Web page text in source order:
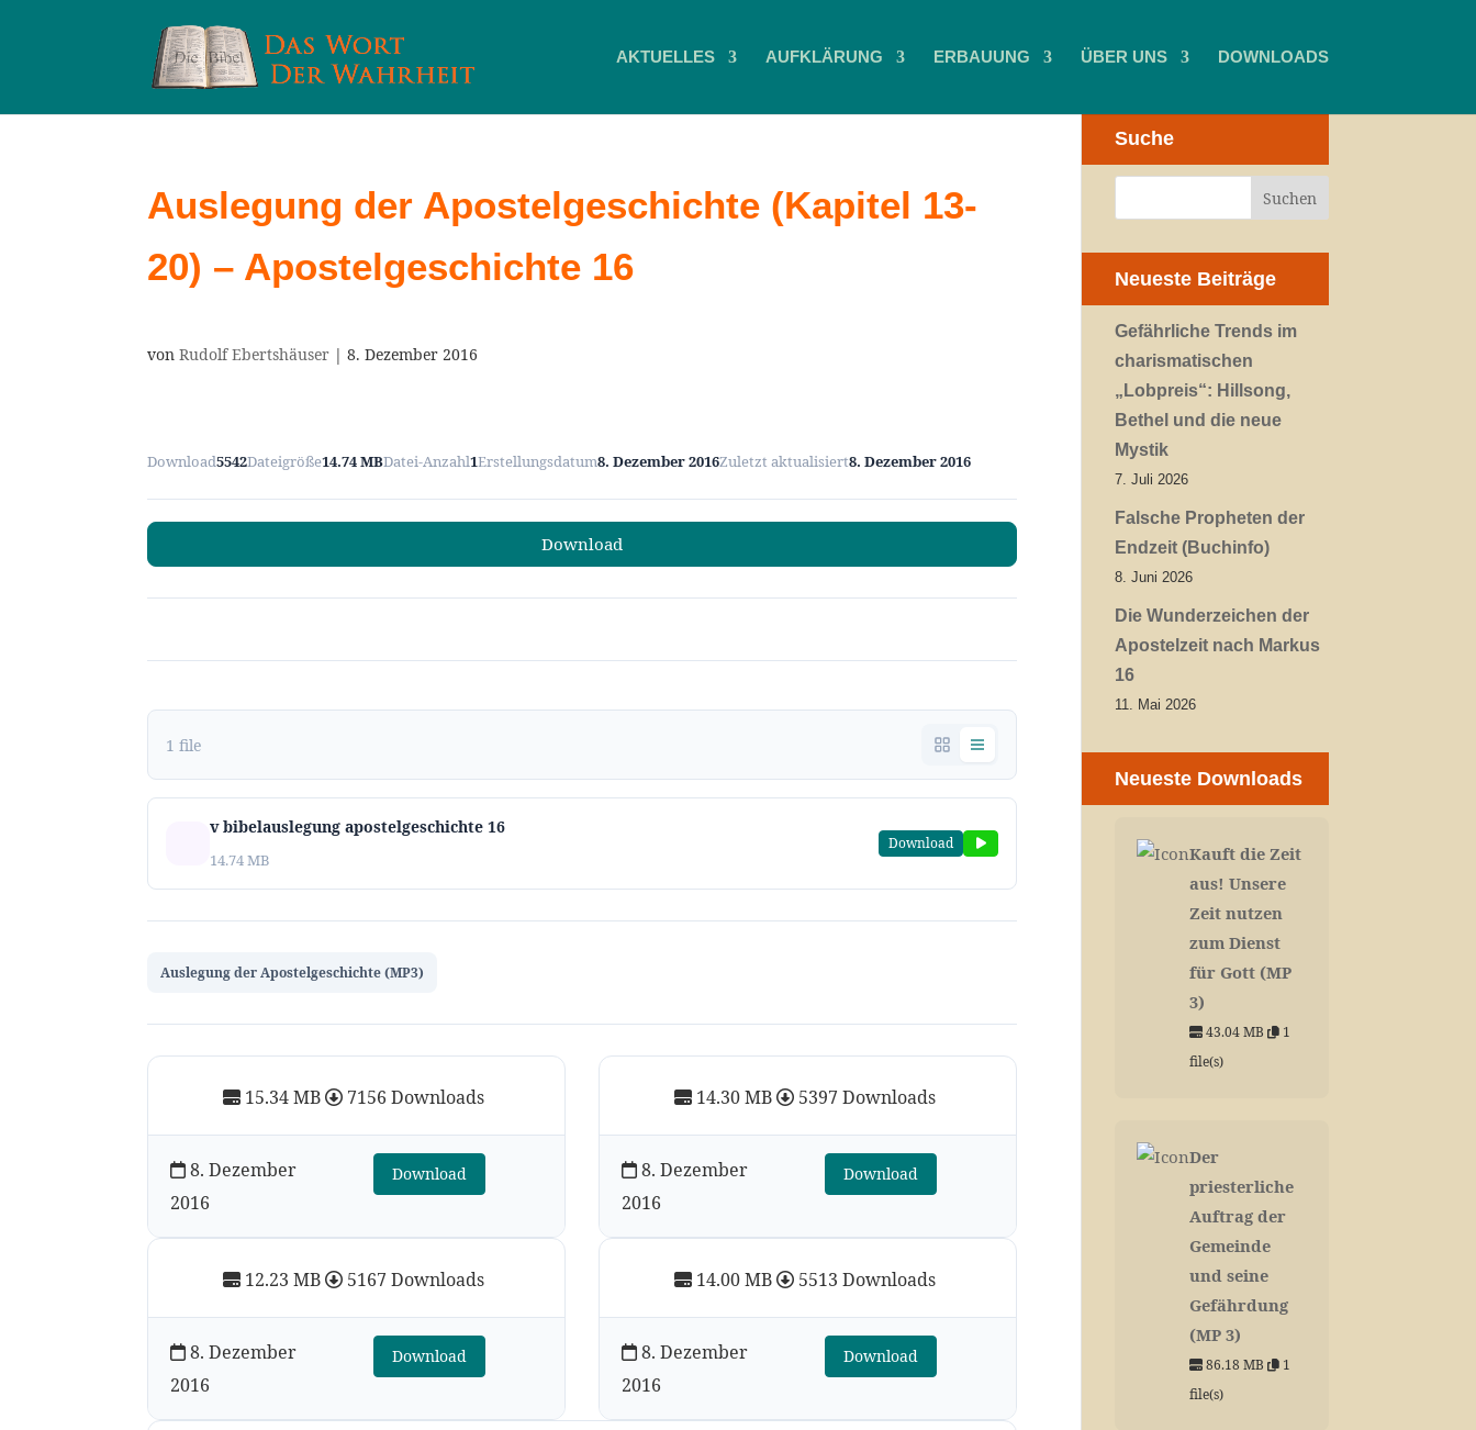
AKTUELLES AUFKLÄRUNG ERBAUUNG ÜBER UNS DOWNLOADS
Auslegung der Apostelgeschichte (Kapitel 13-
20) – Apostelgeschichte 16
vonRudolf Ebertshäuser |8. Dezember 2016
Download5542Dateigröße14.74 MBDatei-Anzahl1Erstellungsdatum8. Dezember 2016Zuletzt aktualisiert8. Dezember 2016
Download
1 file
v bibelauslegung apostelgeschichte 16
14.74 MB
Download
Auslegung der Apostelgeschichte (MP3)
15.34 MB 7156 Downloads
8. Dezember
2016
Download
14.30 MB 5397 Downloads
8. Dezember
2016
Download
12.23 MB 5167 Downloads
8. Dezember
2016
Download
14.00 MB 5513 Downloads
8. Dezember
2016
Download
Suche
Neueste Beiträge
Gefährliche Trends im
charismatischen
„Lobpreis“: Hillsong,
Bethel und die neue
Mystik
7. Juli 2026
Falsche Propheten der
Endzeit (Buchinfo)
8. Juni 2026
Die Wunderzeichen der
Apostelzeit nach Markus
16
11. Mai 2026
Neueste Downloads
Kauft die Zeit
aus! Unsere
Zeit nutzen
zum Dienst
für Gott (MP
3)
43.04 MB
1
file(s)
Der
priesterliche
Auftrag der
Gemeinde
und seine
Gefährdung
(MP 3)
86.18 MB
1
file(s)